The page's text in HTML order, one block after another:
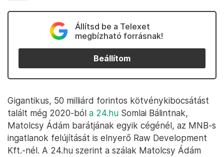
Állítsd be a Telexet
megbízható forrásnak!
Beállítom
Gigantikus, 50 milliárd forintos kötvénykibocsátást
talált még 2020-ból a 24.hu Somlai Bálintnak,
Matolcsy Ádám barátjának egyik cégénél, az MNB-s
ingatlanok felújítását is elnyerő Raw Development
Kft.-nél. A 24.hu szerint a szálak Matolcsy Ádám